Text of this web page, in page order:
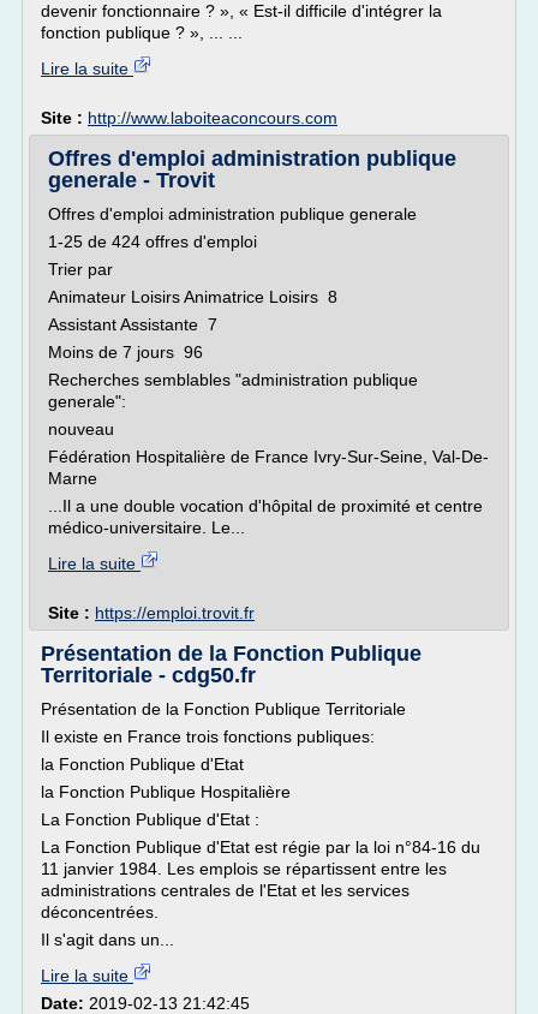
devenir fonctionnaire ? », « Est-il difficile d'intégrer la
fonction publique ? », ... ...
Lire la suite
Site : http://www.laboiteaconcours.com
Offres d'emploi administration publique
generale - Trovit
Offres d'emploi administration publique generale
1-25 de 424 offres d'emploi
Trier par
Animateur Loisirs Animatrice Loisirs 8
Assistant Assistante 7
Moins de 7 jours 96
Recherches semblables "administration publique
generale":
nouveau
Fédération Hospitalière de France Ivry-Sur-Seine, Val-De-
Marne
...Il a une double vocation d'hôpital de proximité et centre
médico-universitaire. Le...
Lire la suite
Site : https://emploi.trovit.fr
Présentation de la Fonction Publique
Territoriale - cdg50.fr
Présentation de la Fonction Publique Territoriale
Il existe en France trois fonctions publiques:
la Fonction Publique d'Etat
la Fonction Publique Hospitalière
La Fonction Publique d'Etat :
La Fonction Publique d'Etat est régie par la loi n°84-16 du
11 janvier 1984. Les emplois se répartissent entre les
administrations centrales de l'Etat et les services
déconcentrées.
Il s'agit dans un...
Lire la suite
Date: 2019-02-13 21:42:45